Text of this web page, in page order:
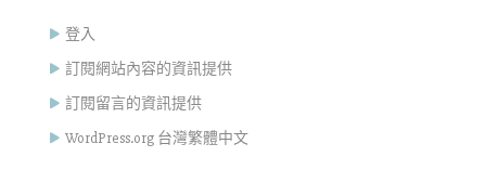
登入
訂閱網站內容的資訊提供
訂閱留言的資訊提供
WordPress.org 台灣繁體中文